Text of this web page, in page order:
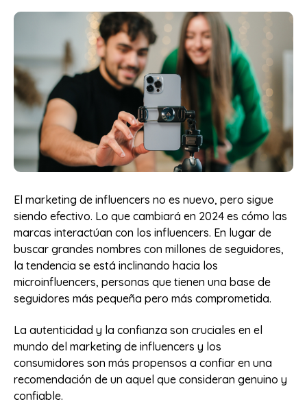
El marketing de influencers no es nuevo, pero sigue
siendo efectivo. Lo que cambiará en 2024 es cómo las
marcas interactúan con los influencers. En lugar de
buscar grandes nombres con millones de seguidores,
la tendencia se está inclinando hacia los
microinfluencers, personas que tienen una base de
seguidores más pequeña pero más comprometida.
La autenticidad y la confianza son cruciales en el
mundo del marketing de influencers y los
consumidores son más propensos a confiar en una
recomendación de un aquel que consideran genuino y
confiable.